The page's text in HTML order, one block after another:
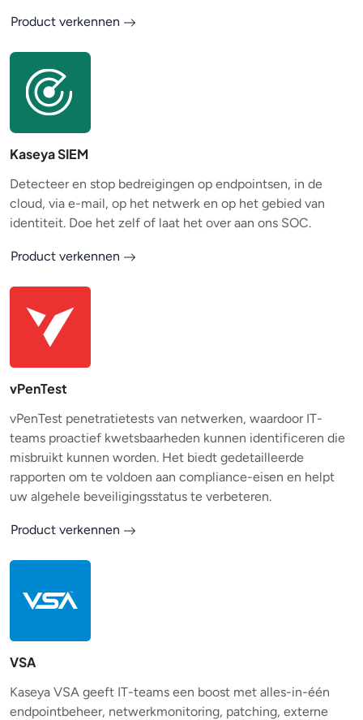
Product verkennen
Kaseya SIEM
Detecteer en stop bedreigingen op endpointsen, in de
cloud, via e-mail, op het netwerk en op het gebied van
identiteit. Doe het zelf of laat het over aan ons SOC.
Product verkennen
vPenTest
vPenTest penetratietests van netwerken, waardoor IT-
teams proactief kwetsbaarheden kunnen identificeren die
misbruikt kunnen worden. Het biedt gedetailleerde
rapporten om te voldoen aan compliance-eisen en helpt
uw algehele beveiligingsstatus te verbeteren.
Product verkennen
VSA
Kaseya VSA geeft IT-teams een boost met alles-in-één
endpointbeheer, netwerkmonitoring, patching, externe